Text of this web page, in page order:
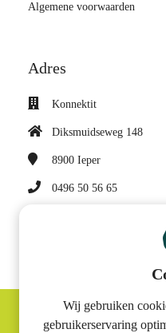
Algemene voorwaarden
Adres
Konnektit
Diksmuidseweg 148
8900 Ieper
0496 50 56 65
BTW nummer: BE 0682
© Konnektit
Wij gebruiken
gebruikerservaring